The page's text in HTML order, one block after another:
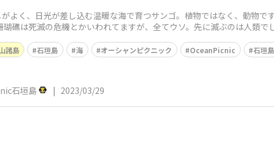
よく、日光が差し込む温暖な海で育つサンゴ。植物ではなく、動物で
瑚礁は死滅の危機とかいわれてますが、全てウソ。先に滅ぶのは人類で
諸島 石垣島 海 オーシャンピクニック OceanPicnic
石垣
石垣島 | 2023/03/29